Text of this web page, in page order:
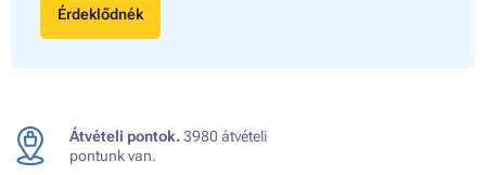
Érdeklődnék
Átvételi pontok.3980 átvételi
pontunk van.